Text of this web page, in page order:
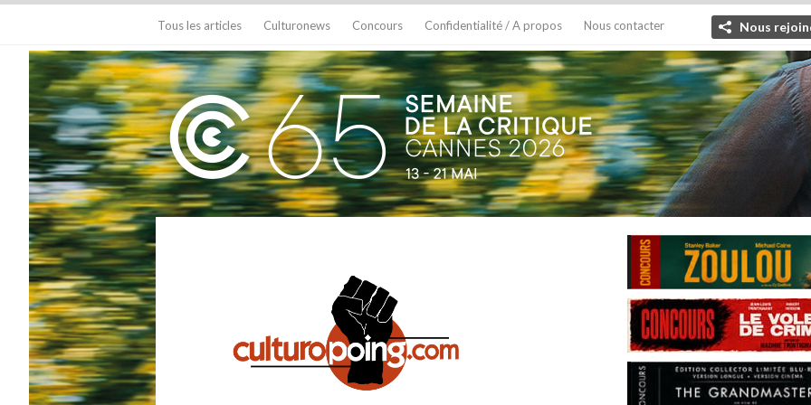
Tous les articles Culturonews Concours Confidentialité / A propos Nous contacter Nous